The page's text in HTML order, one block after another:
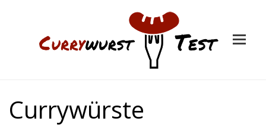
Currywürste